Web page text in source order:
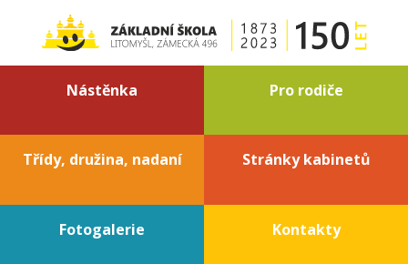
Nástěnka Pro rodiče
Třídy, družina, nadaní Stránky kabinetů
Fotogalerie Kontakty